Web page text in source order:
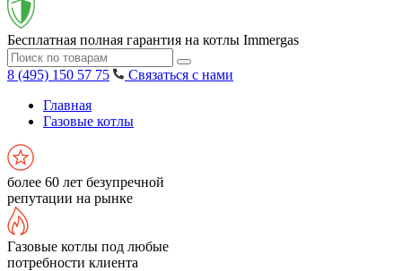
Бесплатная полная гарантия на котлы Immergas
8 (495) 150 57 75
Связаться с нами
Главная
Газовые котлы
более 60 лет безупречной
репутации на рынке
Газовые котлы под любые
потребности клиента